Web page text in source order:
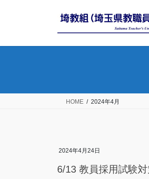
HOME 2024年4月
2024年4月24日
6/13 教員採用試験